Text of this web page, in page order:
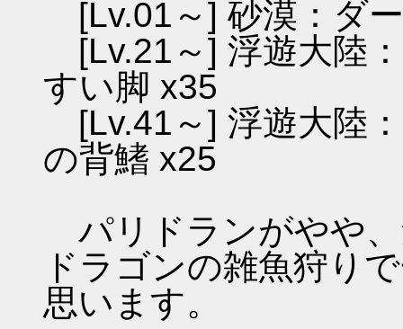
[Lv.01～] 砂漠：ダ
[Lv.21～] 浮遊大陸
すい脚 x35
[Lv.41～] 浮遊大陸
の背鰭 x25
パリドランがやや
ドラゴンの雑魚狩り
思います。